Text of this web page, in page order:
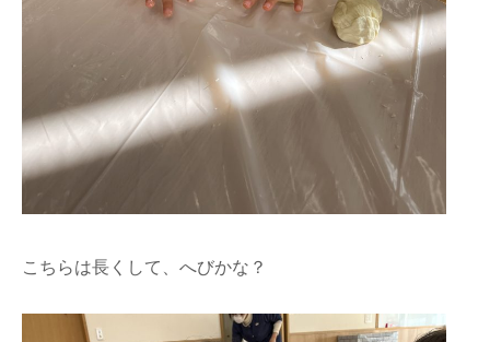
こちらは長くして、へびかな？